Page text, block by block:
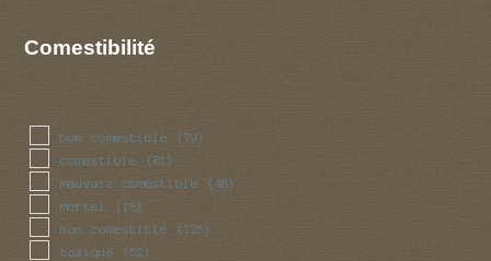
Comestibilité
bon comestible (79)
comestible (81)
mauvais comestible (48)
mortel (18)
non comestible (725)
toxique (52)